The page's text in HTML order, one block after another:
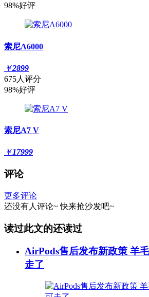
98%好评
索尼A6000
￥2899
675人评分
98%好评
索尼A7 V
￥17999
评论
更多评论
还没有人评论~ 快来抢沙发吧~
读过此文的还读过
AirPods售后发布新政策 羊
走了